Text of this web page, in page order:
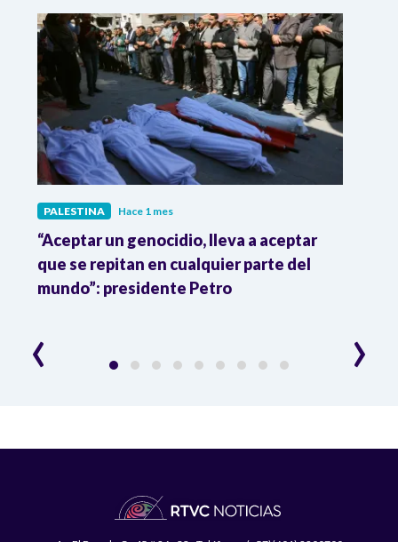
PALESTINA Hace 1 mes
“Aceptar un genocidio, lleva a aceptar
que se repitan en cualquier parte del
mundo”: presidente Petro
‹ ›